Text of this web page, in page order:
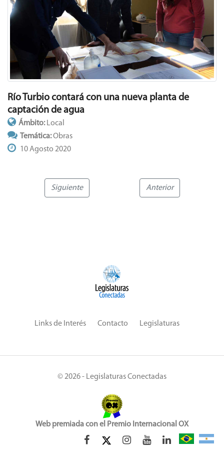
Río Turbio contará con una nueva planta de
captación de agua
Ámbito: Local
Temática:Obras
10 Agosto 2020
Siguiente Anterior
Links de Interés Contacto Legislaturas
© 2026 - Legislaturas Conectadas
Web premiada con el Premio Internacional OX